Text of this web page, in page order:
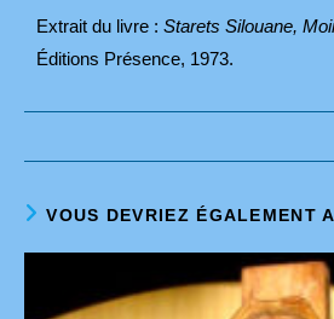
Extrait du livre : Starets Silouane,
Éditions Présence, 1973.
VOUS DEVRIEZ ÉGALEMENT